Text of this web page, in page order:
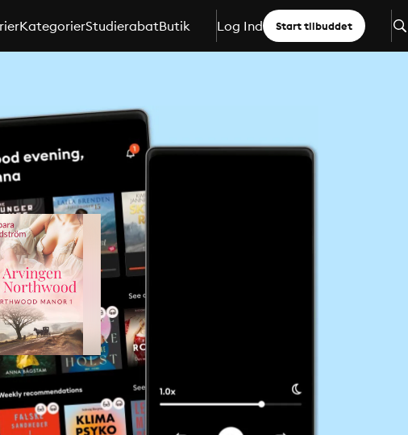
KategorierStudierabatButik Log Ind Start tilbuddet